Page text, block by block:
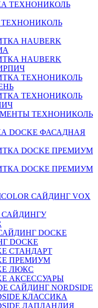
HAUBERK
HAUBERK
ТЕХНОНИКОЛЬ
ТЕХНОНИКОЛЬ
ТЕХНОНИКОЛЬ
ФАСАДНАЯ
DOCKE ПРЕМИУМ
DOCKE ПРЕМИУМ
САЙДИНГ VOX
САЙДИНГУ
DOCKE
DOCKE
СТАНДАРТ
ПРЕМИУМ
ЛЮКС
АКСЕССУАРЫ
САЙДИНГ NORDSIDE
КЛАССИКА
ЛАПЛАНДИЯ